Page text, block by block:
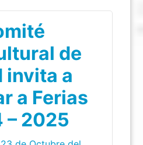
de
invita a
a Ferias
– 2025